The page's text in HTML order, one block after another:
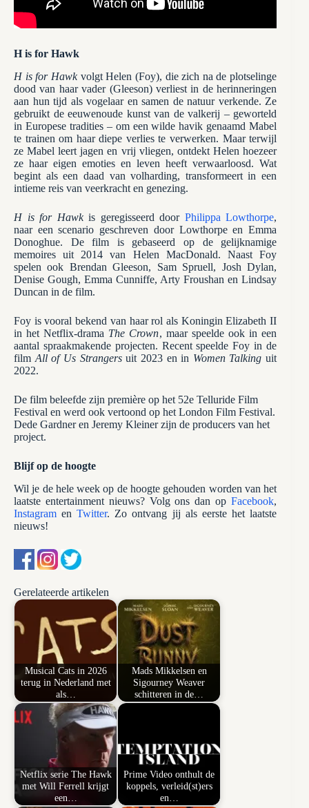
H is for Hawk
H is for Hawk volgt Helen (Foy), die zich na de plotselinge
dood van haar vader (Gleeson) verliest in de herinneringen
aan hun tijd als vogelaar en samen de natuur verkende. Ze
gebruikt de eeuwenoude kunst van de valkerij – geworteld
in Europese tradities – om een ​​wilde havik genaamd Mabel
te trainen om haar diepe verlies te verwerken. Maar terwijl
ze Mabel leert jagen en vrij vliegen, ontdekt Helen hoezeer
ze haar eigen emoties en leven heeft verwaarloosd. Wat
begint als een daad van volharding, transformeert in een
intieme reis van veerkracht en genezing.
H is for Hawkis geregisseerd door Philippa Lowthorpe,
naar een scenario geschreven door Lowthorpe en Emma
Donoghue. De film is gebaseerd op de gelijknamige
memoires uit 2014 van Helen MacDonald. Naast Foy
spelen ook Brendan Gleeson, Sam Spruell, Josh Dylan,
Denise Gough, Emma Cunniffe, Arty Froushan en Lindsay
Duncan in de film.
Foy is vooral bekend van haar rol als Koningin Elizabeth II
in het Netflix-drama The Crown, maar speelde ook in een
aantal spraakmakende projecten. Recent speelde Foy in de
film All of Us Strangersuit 2023 en in Women Talking uit
2022.
De film beleefde zijn première op het 52e Telluride Film
Festival en werd ook vertoond op het London Film Festival.
Dede Gardner en Jeremy Kleiner zijn de producers van het
project.
Blijf op de hoogte
Wil je de hele week op de hoogte gehouden worden van het
laatste entertainment nieuws? Volg ons dan opFacebook,
InstagramenTwitter. Zo ontvang jij als eerste het laatste
nieuws!
Gerelateerde artikelen
Musical Cats in 2026
terug in Nederland met
als…
Mads Mikkelsen en
Sigourney Weaver
schitteren in de…
Netflix serie The Hawk
met Will Ferrell krijgt
een…
Prime Video onthult de
koppels, verleid(st)ers
en…